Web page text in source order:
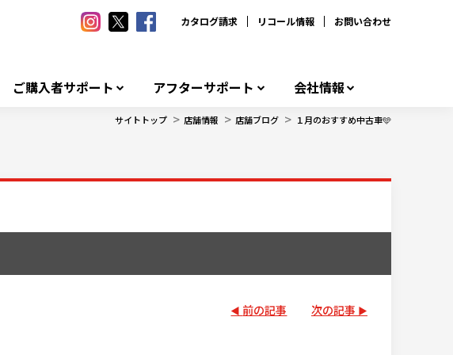
カタログ請求 リコール情報 お問い合わせ
ご購入者サポート アフターサポート 会社情報
サイトトップ > 店舗情報 > 店舗ブログ > １月のおすすめ中古車🩵
前の記事 次の記事